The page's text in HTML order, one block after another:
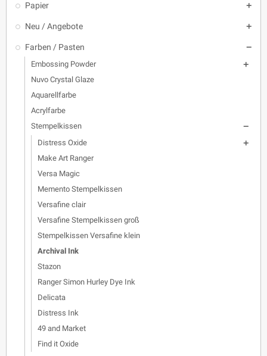
Papier 
Neu / Angebote 
Farben / Pasten 
Embossing Powder 
Nuvo Crystal Glaze
Aquarellfarbe
Acrylfarbe
Stempelkissen

Distress Oxide 
Make Art Ranger
Versa Magic
Memento Stempelkissen
Versafine clair
Versafine Stempelkissen groß
Stempelkissen Versafine klein
Archival Ink
Stazon
Ranger Simon Hurley Dye Ink
Delicata
Distress Ink
49 and Market
Find it Oxide